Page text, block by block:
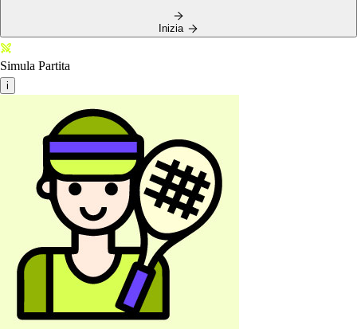
Inizia
Simula Partita
i